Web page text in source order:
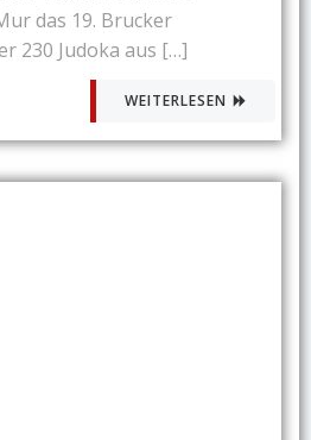
das 19. Brucker
230 Judoka aus […]
WEITERLESEN